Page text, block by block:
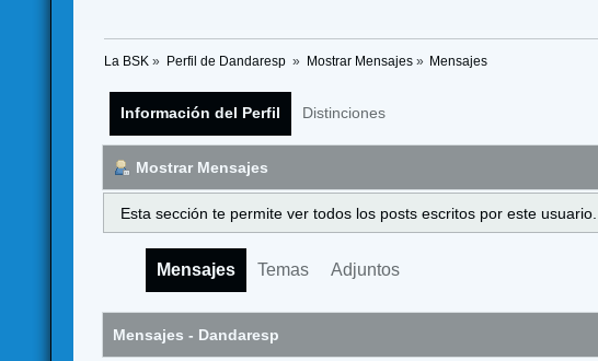
La BSK » Perfil de Dandaresp » Mostrar Mensajes» Mensajes
Información del Perfil Distinciones
Mostrar Mensajes
Esta sección te permite ver todos los posts escritos por este
Mensajes Temas Adjuntos
Mensajes - Dandaresp